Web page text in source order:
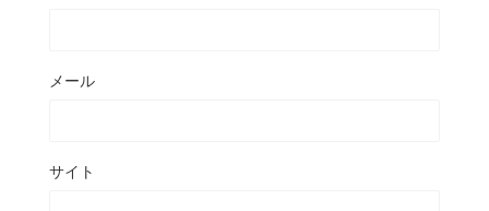
メール
サイト